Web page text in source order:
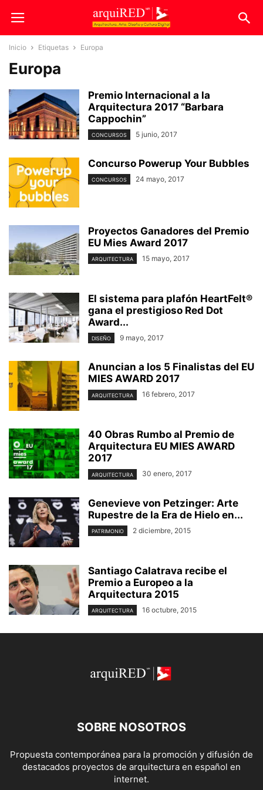
Inicio Etiquetas Europa
Europa
Premio Internacional a la
Arquitectura 2017 “Barbara
Cappochin”
CONCURSOS 5 junio, 2017
Concurso Powerup Your Bubbles
CONCURSOS 24 mayo, 2017
Proyectos Ganadores del Premio
EU Mies Award 2017
ARQUITECTURA 15 mayo, 2017
El sistema para plafón HeartFelt®
gana el prestigioso Red Dot
Award...
DISEÑO 9 mayo, 2017
Anuncian a los 5 Finalistas del EU
MIES AWARD 2017
ARQUITECTURA 16 febrero, 2017
40 Obras Rumbo al Premio de
Arquitectura EU MIES AWARD
2017
ARQUITECTURA 30 enero, 2017
Genevieve von Petzinger: Arte
Rupestre de la Era de Hielo en...
PATRIMONIO 2 diciembre, 2015
Santiago Calatrava recibe el
Premio a Europeo a la
Arquitectura 2015
ARQUITECTURA 16 octubre, 2015
SOBRE NOSOTROS
Propuesta contemporánea para la promoción y difusión de
destacados proyectos de arquitectura en español en
internet.